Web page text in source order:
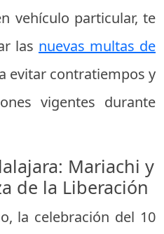
vehículo particular, te
las nuevas multas de
evitar contratiempos y
vigentes durante
Mariachi y
de la Liberación
la celebración del 10